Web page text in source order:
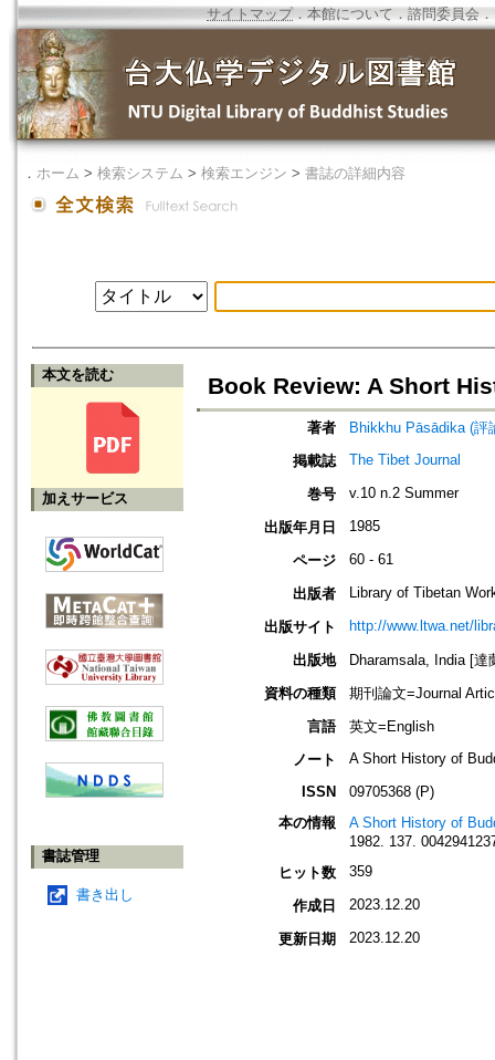
サイトマップ．本館について ． 諮問委員会 ．
． ホーム > 検索システム > 検索エンジン > 書誌の詳細内容
本文を読む
加えサービス
書誌管理
書き出し
Book Review: A Short
著者
Bhikkhu Pāsādika (評
掲載誌
The Tibet Journal
巻号 v.10 n.2 Summer
出版年月日 1985
ページ 60 - 61
出版者 Library of Tibetan
出版サイト http://www.ltwa.net/
出版地
Dharamsala, India [達
資料の種類
期刊論文=Journal
言語
英文=English
ノート
A Short History of
ISSN
09705368 (P)
本の情報
A Short History of
1982. 137.
ヒット数
359
作成日 2023.12.20
更新日期 2023.12.20